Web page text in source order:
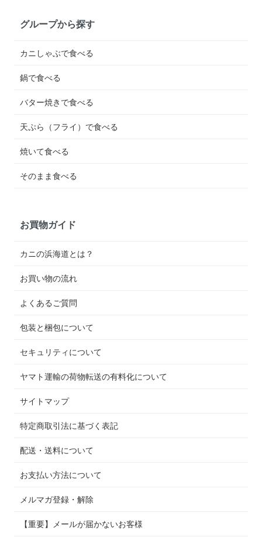
グループから探す
カニしゃぶで食べる
鍋で食べる
バター焼きで食べる
天ぷら（フライ）で食べる
焼いて食べる
そのまま食べる
お買物ガイド
カニの浜海道とは？
お買い物の流れ
よくあるご質問
包装と梱包について
セキュリティについて
ヤマト運輸の荷物転送の有料化について
サイトマップ
特定商取引法に基づく表記
配送・送料について
お支払い方法について
メルマガ登録・解除
【重要】メールが届かないお客様